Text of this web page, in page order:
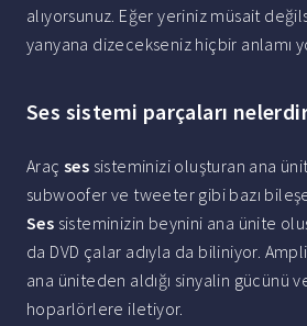
alıyorsunuz. Eğer yeriniz müsait
yanyana dizecekseniz hiçbir anlamı
Ses sistemi parçaları
Araç ses sisteminizi oluşturan ana
subwoofer ve tweeter gibi bazı
Ses sisteminizin beynini ana ünite
da DVD çalar adıyla da biliniyor.
ana üniteden aldığı sinyalin gücünü
hoparlörlere iletiyor.